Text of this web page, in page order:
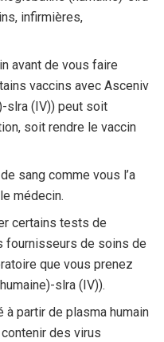
infirmières,
avant de vous faire
vaccins avec Asceniv
slra (IV)) peut soit
soit rendre le vaccin
sang comme vous l’a
médecin.
certains tests de
fournisseurs de soins de
que vous prenez
slra (IV)).
partir de plasma humain
des virus